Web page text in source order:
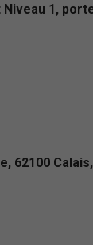
1,
62100